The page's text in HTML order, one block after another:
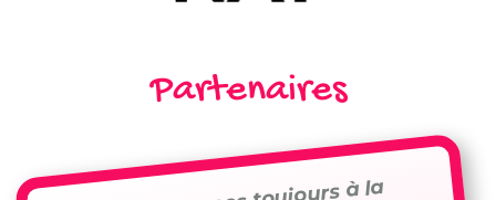
Partenaires